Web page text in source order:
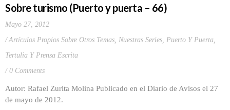
Sobre turismo (Puerto y puerta – 66)
Mayo 27, 2012
Artículos Propios Sobre Otros Temas, Nuestras Series, Puerto Y Puerta,
Tertulia Y Prensa Escrita
0 Comments
Autor: Rafael Zurita Molina Publicado en el Diario de Avisos el 27
de mayo de 2012.